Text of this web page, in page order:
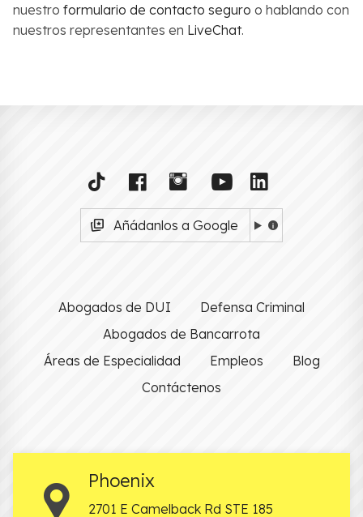
nuestro formulario de contacto seguro o hablando con
nuestros representantes en LiveChat.
Añádanlos a Google
Abogados de DUI
Defensa Criminal
Abogados de Bancarrota
Áreas de Especialidad
Empleos
Blog
Contáctenos
Phoenix
2701 E Camelback Rd STE 185